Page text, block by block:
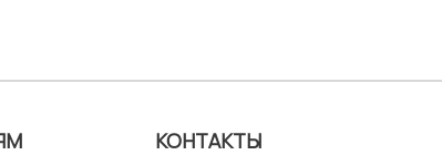
КОНТАКТЫ